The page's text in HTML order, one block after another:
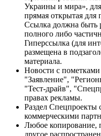
Украины и мира», для
прямая открытая для
Ссылка должна быть
полного либо
Гиперссылка (для
размещена в
материала.
Новости с
"Заявление",
"Тест-драйв",
правах рекламы.
Раздел Спецпроекты
коммерческими
Любое копирование,